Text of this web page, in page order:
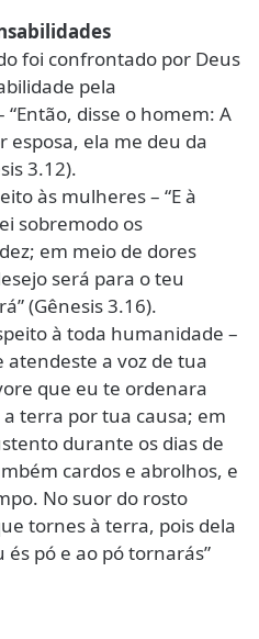
foi confrontado por Deus
pela
“Então, disse o homem: A
ela me deu da
3.12).
às mulheres – “E à
sobremodo os
em meio de dores
será para o teu
(Gênesis 3.16).
à toda humanidade –
atendeste a voz de tua
que eu te ordenara
terra por tua causa; em
durante os dias de
cardos e abrolhos, e
No suor do rosto
tornes à terra, pois dela
pó e ao pó tornarás”